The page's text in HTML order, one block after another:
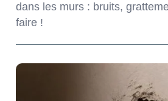
dans les murs : bruits,
faire !